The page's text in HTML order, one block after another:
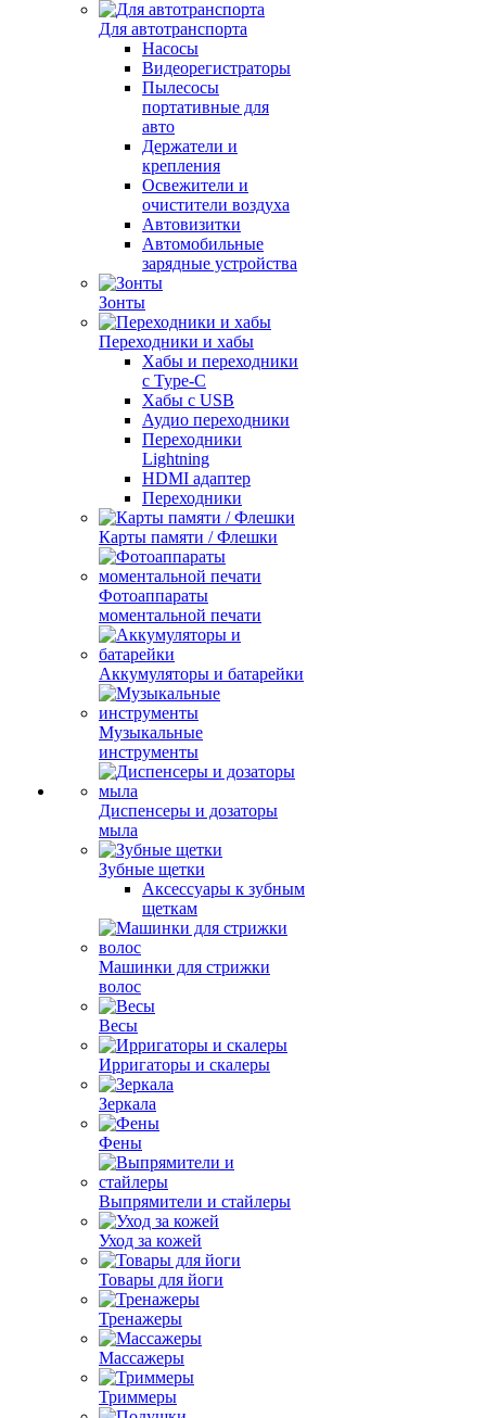
Для автотранспорта
Насосы
Видеорегистраторы
Пылесосы
портативные для
авто
Держатели и
крепления
Освежители и
очистители воздуха
Автовизитки
Автомобильные
зарядные устройства
Зонты
Переходники и хабы
Хабы и переходники
с Type-C
Хабы с USB
Аудио переходники
Переходники
Lightning
HDMI адаптер
Переходники
Карты памяти / Флешки
Фотоаппараты
моментальной печати
Аккумуляторы и батарейки
Музыкальные
инструменты
Диспенсеры и дозаторы
мыла
Зубные щетки
Аксессуары к зубным
щеткам
Машинки для стрижки
волос
Весы
Ирригаторы и скалеры
Зеркала
Фены
Выпрямители и стайлеры
Уход за кожей
Товары для йоги
Тренажеры
Массажеры
Триммеры